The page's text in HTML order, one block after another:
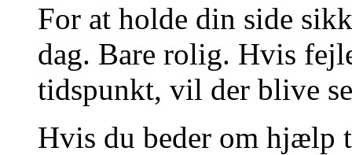
For at holde din side
dag. Bare rolig. Hvis
tidspunkt, vil der blive
Hvis du beder om hjælp